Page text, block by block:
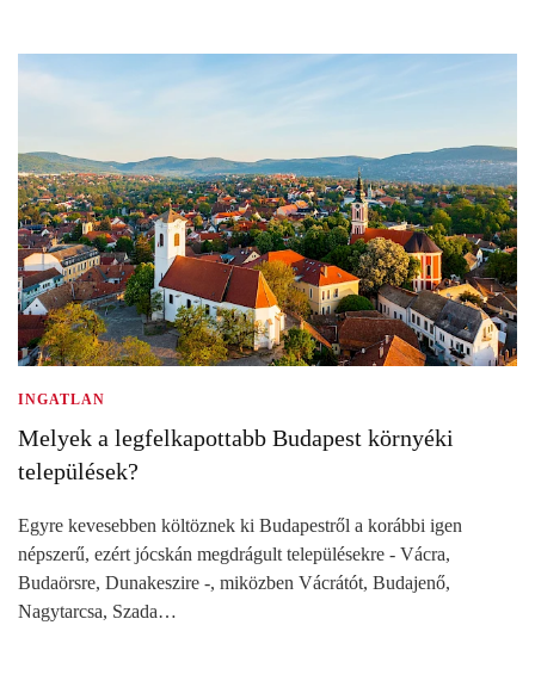
INGATLAN
Melyek a legfelkapottabb Budapest környéki
települések?
Egyre kevesebben költöznek ki Budapestről a korábbi igen
népszerű, ezért jócskán megdrágult településekre - Vácra,
Budaörsre, Dunakeszire -, miközben Vácrátót, Budajenő,
Nagytarcsa, Szada…